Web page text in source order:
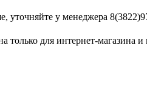
уточняйте у менеджера
только для интернет-магазина